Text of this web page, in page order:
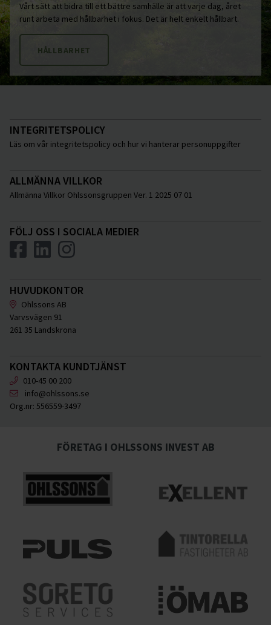
Vårt sätt att bidra till ett bättre samhälle är att varje dag, året
runt arbeta med hållbarhet i fokus. Det är helt enkelt hållbart.
HÅLLBARHET
INTEGRITETSPOLICY
Läs om vår integritetspolicy och hur vi hanterar personuppgifter
ALLMÄNNA VILLKOR
Allmänna Villkor Ohlssonsgruppen Ver. 1 2025 07 01
FÖLJ OSS I SOCIALA MEDIER
HUVUDKONTOR
Ohlssons AB
Varvsvägen 91
261 35 Landskrona
KONTAKTA KUNDTJÄNST
010-45 00 200
info@ohlssons.se
Org.nr: 556559-3497
FÖRETAG I OHLSSONS INVEST AB